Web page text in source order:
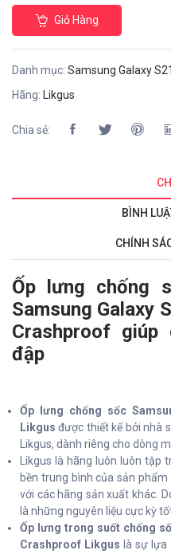
Giỏ Hàng
Danh mục: Samsung Galaxy
Hãng: Likgus
Chia sẻ:
BÌNH
CHÍNH
Ốp lưng chống
Samsung Galaxy
Crashproof
đập
Ốp lưng chống sốc
Likgus được thiết kế bởi nhà
Likgus, dành riêng cho dòng
Likgus là hãng luôn luôn tập
bền trung bình của sản
với các hãng sản xuất khác.
là những nguyên liệu cực kỳ
Ốp lưng trong suốt chống
Crashproof Likgus là sự lựa